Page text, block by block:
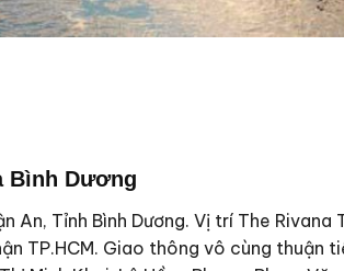
Bình Dương
An, Tỉnh Bình Dương. Vị trí The Rivana
TP.HCM. Giao thông vô cùng thuận